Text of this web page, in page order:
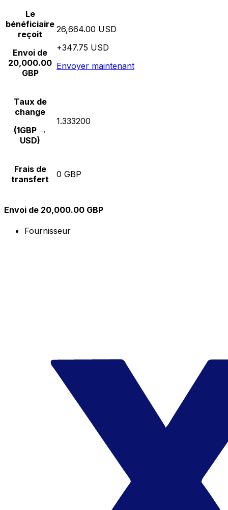
Le
bénéficiaire
reçoit
Envoi de
20,000.00
GBP
26,664.00 USD
+347.75 USD
Envoyer maintenant
Taux de
change
(1GBP →
USD)
1.333200
Frais de
transfert
0 GBP
Envoi de 20,000.00 GBP
Fournisseur